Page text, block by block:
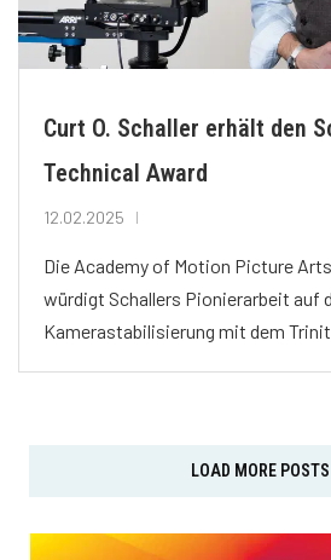
Curt O. Schaller erhält den
Technical Award
12.02.2025
Die Academy of Motion Picture
würdigt Schallers Pionierarbeit auf
Kamerastabilisierung mit dem
LOAD MORE POSTS